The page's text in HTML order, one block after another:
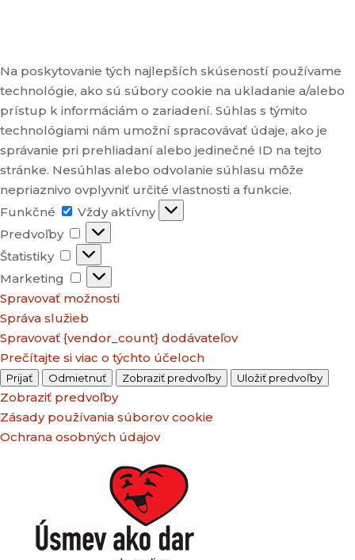
Na poskytovanie tých najlepších skúseností používame
technológie, ako sú súbory cookie na ukladanie a/alebo
prístup k informáciám o zariadení. Súhlas s týmito
technológiami nám umožní spracovávať údaje, ako je
správanie pri prehliadaní alebo jedinečné ID na tejto
stránke. Nesúhlas alebo odvolanie súhlasu môže
nepriaznivo ovplyvniť určité vlastnosti a funkcie.
Funkčné
Funkčné
Vždy aktívny
Predvoľby
Predvoľby
Štatistiky
Štatistiky
Marketing
Marketing
Spravovať možnosti
Správa služieb
Spravovať {vendor_count} dodávateľov
Prečítajte si viac o týchto účeloch
Prijať Odmietnuť Zobraziť predvoľby Uložiť predvoľby
Zobraziť predvoľby
Zásady používania súborov cookie
Ochrana osobných údajov